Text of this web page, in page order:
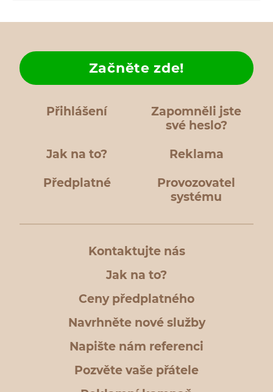
Přihlášení
Zapomněli jste
své heslo?
Jak na to?
Začněte zde!
Reklama
Předplatné
Provozovatel
systému
Kontaktujte nás
Jak na to?
Ceny předplatného
Navrhněte nové služby
Napište nám referenci
Pozvěte vaše přátele